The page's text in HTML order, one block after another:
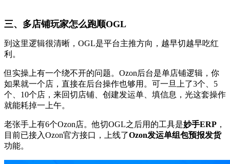
三、多店铺玩家怎么跑顺OGL
到这里逻辑很清晰，OGL是平台主推方向，越早切越早吃红
利。
但实操上有一个绕不开的问题。Ozon后台是单店铺逻辑，你
如果就一个店，直接在后台操作也够用。可一旦上了3个、5
个、10个店，来回切店铺、创建发运单、填信息，光这套操作
就能耗掉一上午。
老张手上有6个Ozon店。他切OGL之后用的工具是妙手ERP ，
目前已接入Ozon官方接口，上线了Ozon发运单组包预报发货
功能。